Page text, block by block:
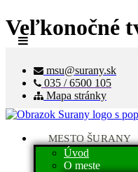
Veľkonočné
msu@surany.sk
035 / 6500 105
Mapa stránky
MESTO ŠURANY
Úvod
O meste